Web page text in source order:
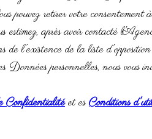
pouvez retirer votre
estimez, après avoir contacté
de la liste
personnelles, nous vous
Confidentialitéet es Conditions